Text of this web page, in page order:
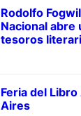
Rodolfo
Nacional abre
tesoros
Feria del
Aires